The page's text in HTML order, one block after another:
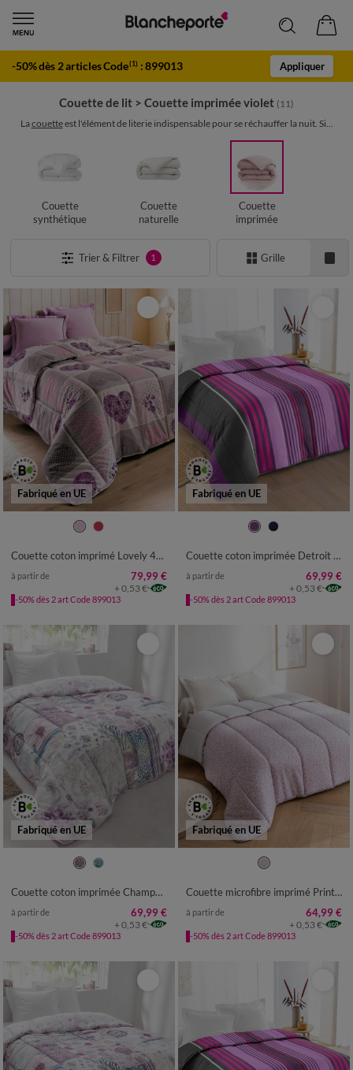
-50% dès 2 articles Code(1) :899013 Appliquer
Couette de lit > Couette imprimée violet (11)
Lacouetteest l'élément de literie indispensable pour se réchauffer la nuit. Si...
Couette
synthétique
Couette
naturelle
Couette
imprimée
Trier & Filtrer 1 Grille
Fabriqué en UE
Couette coton imprimé Lovely 400 g/m²
à partir de 79,99 €
+ 0,53 €
-50% dès 2 art Code 899013
Fabriqué en UE
Couette coton imprimée Detroit 200 g/m²
à partir de 69,99 €
+ 0,53 €
-50% dès 2 art Code 899013
Fabriqué en UE
Couette coton imprimée Champêtre 200 g/m²
à partir de 69,99 €
+ 0,53 €
-50% dès 2 art Code 899013
Fabriqué en UE
Couette microfibre imprimé Printemps 400 g/m²
à partir de 64,99 €
+ 0,53 €
-50% dès 2 art Code 899013